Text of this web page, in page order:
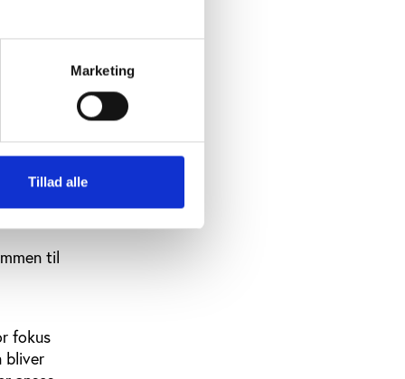
Marketing
Tillad alle
og
og
til
fokus
bliver